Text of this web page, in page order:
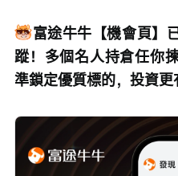
富途牛牛【機會頁】
蹤！多個名人持倉任你
準鎖定優質標的，投資更